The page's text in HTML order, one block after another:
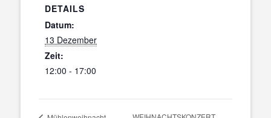
DETAILS
Datum:
13 Dezember
Zeit:
12:00 - 17:00